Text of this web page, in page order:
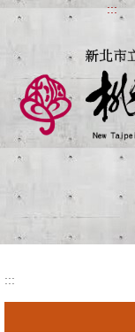
跳
主
容
:::
:::